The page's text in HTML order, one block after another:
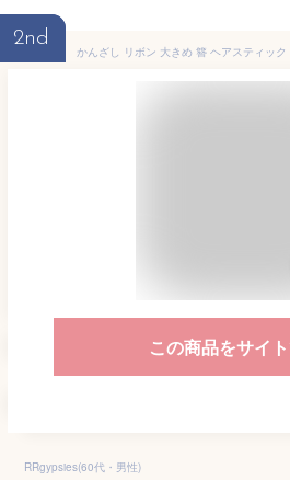
2nd
この商品をサイ
RRgypsies(60代・男性)